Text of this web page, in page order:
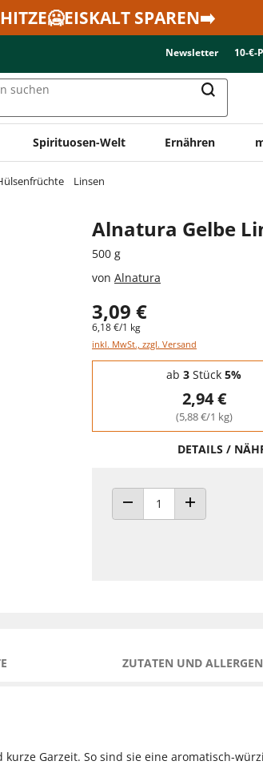
SPAREN➡️
Newsletter 10-€-
suchen
Spirituosen-Welt Ernähren
Linsen
Alnatura Gelbe
500 g
von Alnatura
3,09 €
6,18 €/1 kg
inkl. MwSt., zzgl. Versand
Staffelpreise - Mengenrabatt
ab 3 Stück 5%
2,94 €
(5,88 €/1 kg)
DETAILS /
ANZAHL VERRINGERNANZAHL ERHÖHEN
ZUTATEN UND
Garzeit. So sind sie eine aromatisch-